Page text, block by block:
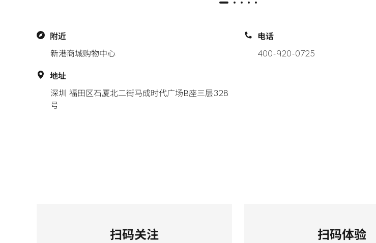
附近
新港商城购物中心
电话
400-920-0725
地址
深圳 福田区石厦北二街马成时代广场B座三层328
号
扫码关注
扫码体验